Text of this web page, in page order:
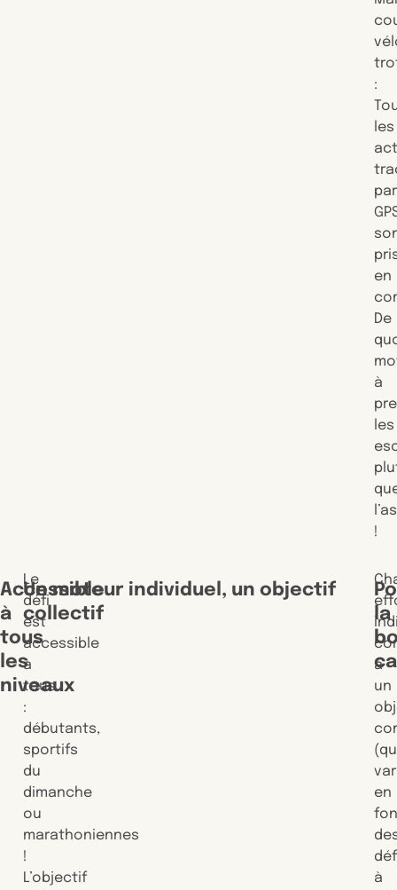
:
les
par
en
De
à
les
!
Accessible
à
tous
les
niveaux
Le
défi
est
accessible
à
tous
:
débutants,
sportifs
du
dimanche
ou
marathoniennes
!
L’objectif
Un moteur individuel, un objectif
collectif
à
un
en
à
la